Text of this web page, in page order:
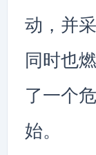
动，并
同时也
了一个
始。